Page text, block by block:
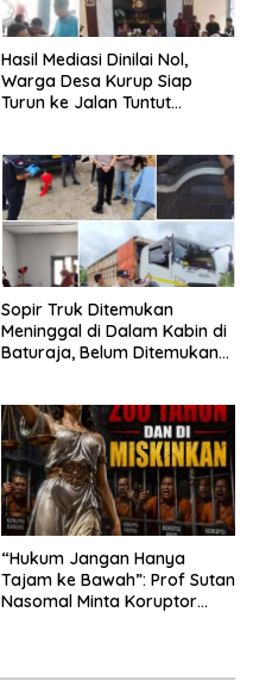
Hasil Mediasi Dinilai Nol,
Warga Desa Kurup Siap
Turun ke Jalan Tuntut
Undang‑Undang
Sopir Truk Ditemukan
Meninggal di Dalam Kabin di
Baturaja, Belum Ditemukan
“Hukum Jangan Hanya
Tajam ke Bawah”: Prof Sutan
Nasomal Minta Koruptor